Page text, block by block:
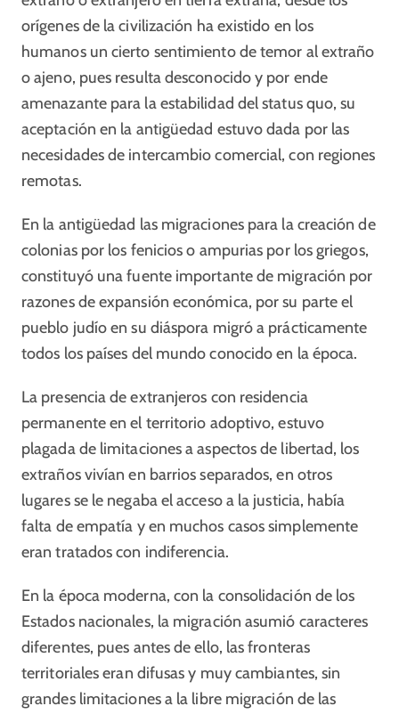
orígenes de la civilización ha existido en los
humanos un cierto sentimiento de temor al extraño
o ajeno, pues resulta desconocido y por ende
amenazante para la estabilidad del status quo, su
aceptación en la antigüedad estuvo dada por las
necesidades de intercambio comercial, con regiones
remotas.
En la antigüedad las migraciones para la creación de
colonias por los fenicios o ampurias por los griegos,
constituyó una fuente importante de migración por
razones de expansión económica, por su parte el
pueblo judío en su diáspora migró a prácticamente
todos los países del mundo conocido en la época.
La presencia de extranjeros con residencia
permanente en el territorio adoptivo, estuvo
plagada de limitaciones a aspectos de libertad, los
extraños vivían en barrios separados, en otros
lugares se le negaba el acceso a la justicia, había
falta de empatía y en muchos casos simplemente
eran tratados con indiferencia.
En la época moderna, con la consolidación de los
Estados nacionales, la migración asumió caracteres
diferentes, pues antes de ello, las fronteras
territoriales eran difusas y muy cambiantes, sin
grandes limitaciones a la libre migración de las